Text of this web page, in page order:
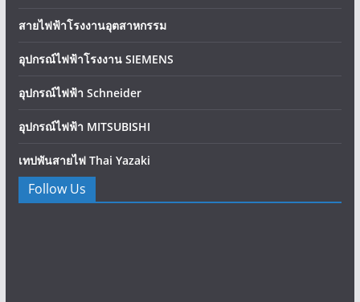
สายไฟฟ้าโรงงานอุตสาหกรรม
อุปกรณ์ไฟฟ้าโรงงาน SIEMENS
อุปกรณ์ไฟฟ้า Schneider
อุปกรณ์ไฟฟ้า MITSUBISHI
เทปพันสายไฟ Thai Yazaki
Follow Us